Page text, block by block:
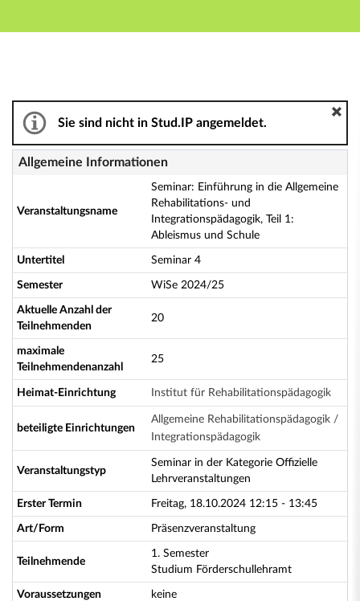
Hauptnavigation
Seminar: Einführung in die Allgemeine
Sie sind nicht in Stud.IP angemeldet.
Allgemeine Informationen
Veranstaltungsname
Seminar: Einführung in die Allgemeine
Rehabilitations- und
Integrationspädagogik, Teil 1:
Ableismus und Schule
Untertitel Seminar 4
Semester WiSe 2024/25
Aktuelle Anzahl der
Teilnehmenden
20
maximale
Teilnehmendenanzahl
25
Heimat-Einrichtung Institut für Rehabilitationspädagogik
beteiligte Einrichtungen
Allgemeine Rehabilitationspädagogik /
Integrationspädagogik
Veranstaltungstyp
Seminar in der Kategorie Offizielle
Lehrveranstaltungen
Erster Termin Freitag, 18.10.2024 12:15 - 13:45
Art/Form Präsenzveranstaltung
Teilnehmende
1. Semester
Studium Förderschullehramt
Voraussetzungen keine